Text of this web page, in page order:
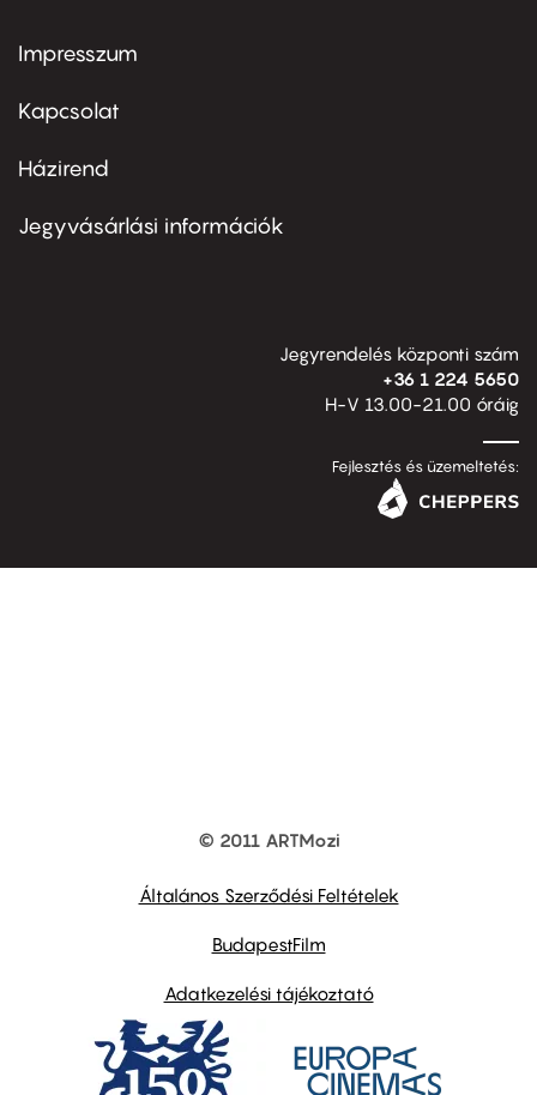
Footer
first
Impresszum
Kapcsolat
Footer
second
Házirend
Jegyvásárlási információk
Jegyrendelés központi szám
+36 1 224 5650
H-V 13.00-21.00 óráig
Fejlesztés és üzemeltetés:
© 2011 ARTMozi
Általános Szerződési Feltételek
BudapestFilm
Adatkezelési tájékoztató